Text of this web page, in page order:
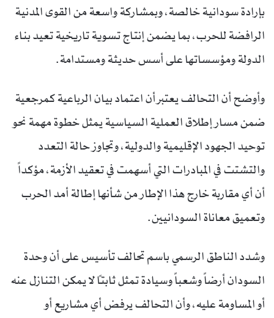
بإرادة سودانية خالصة، وبمشاركة واسعة من القوى المدنية
الرافضة للحرب، بما يضمن إنتاج تسوية تاريخية تعيد بناء
الدولة ومؤسساتها على أسس حديثة ومستدامة.
وأوضح أن التحالف يعتبر أن اعتماد بيان الرباعية كمرجعية
ضمن مسار إطلاق العملية السياسية يمثل خطوة مهمة نحو
توحيد الجهود الإقليمية والدولية، وتجاوز حالة التعدد
والتشتت في المبادرات التي أسهمت في تعقيد الأزمة، مؤكداً
أن أي مقاربة خارج هذا الإطار من شأنها إطالة أمد الحرب
وتعميق معاناة السودانيين.
وشدد الناطق الرسمي باسم تحالف تأسيس على أن وحدة
السودان أرضاً وشعباً وسيادة تمثل ثابتاً لا يمكن التنازل عنه
أو المساومة عليه، وأن التحالف يرفض أي مشاريع أو